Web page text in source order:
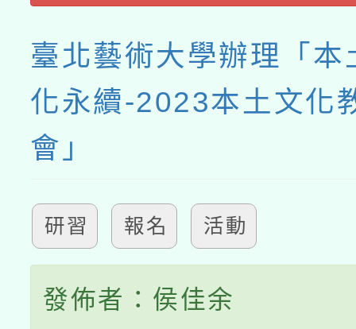
臺北藝術大學辦理「本
化永續-2023本土文化
會」
研習 報名 活動
發佈者：侯佳余